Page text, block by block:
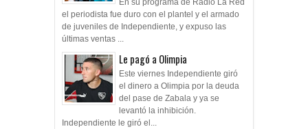
En su programa de Radio La Red
el periodista fue duro con el plantel y el armado
de juveniles de Independiente, y expuso las
últimas ventas ...
Le pagó a Olimpia
Este viernes Independiente giró
el dinero a Olimpia por la deuda
del pase de Zabala y ya se
levantó la inhibición.
Independiente le giró el...